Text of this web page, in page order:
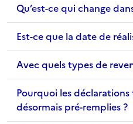
Qu’est-ce qui change
Est-ce que la date de
Avec quels types de
Pourquoi les
désormais pré-remplies ?